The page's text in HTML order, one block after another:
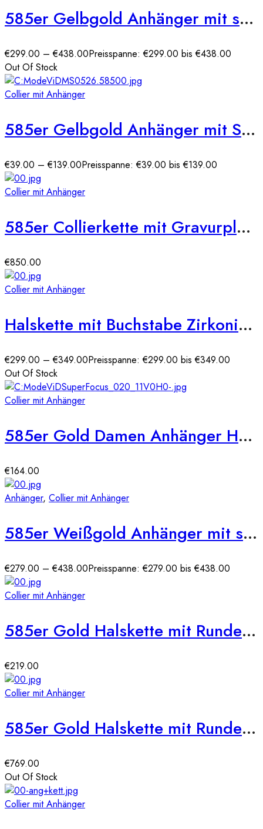
585er Gelbgold Anhänger mit synth. Rubin
€299.00 –€438.00Preisspanne: €299.00 bis €438.00
Out Of Stock
Collier mit Anhänger
585er Gelbgold Anhänger mit Schlüssel und Lebensbaum
€39.00 –€139.00Preisspanne: €39.00 bis €139.00
Collier mit Anhänger
585er Collierkette mit Gravurplatte Rund Gold Kette mit Zirkonia -Ø27
€850.00
Collier mit Anhänger
Halskette mit Buchstabe Zirkonia Anhänger WG 585er
€299.00 –€349.00Preisspanne: €299.00 bis €349.00
Out Of Stock
Collier mit Anhänger
585er Gold Damen Anhänger Herz mit Zirkonia Steine
€164.00
Anhänger, Collier mit Anhänger
585er Weißgold Anhänger mit synth. Rubin
€279.00 –€438.00Preisspanne: €279.00 bis €438.00
Collier mit Anhänger
585er Gold Halskette mit Runden Zirkonia Anhänger Ø20
€219.00
Collier mit Anhänger
585er Gold Halskette mit Runden Zirkonia Anhänger Ø23
€769.00
Out Of Stock
Collier mit Anhänger